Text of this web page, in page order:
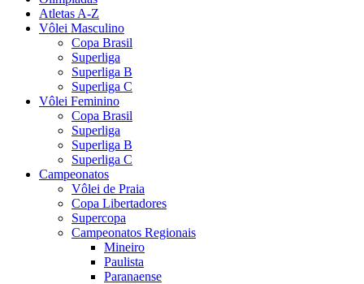
Atletas A-Z
Vôlei Masculino
Copa Brasil
Superliga
Superliga B
Superliga C
Vôlei Feminino
Copa Brasil
Superliga
Superliga B
Superliga C
Campeonatos
Vôlei de Praia
Copa Libertadores
Supercopa
Campeonatos Regionais
Mineiro
Paulista
Paranaense